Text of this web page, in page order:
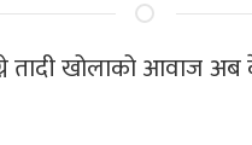
तादी खोलाको आवाज